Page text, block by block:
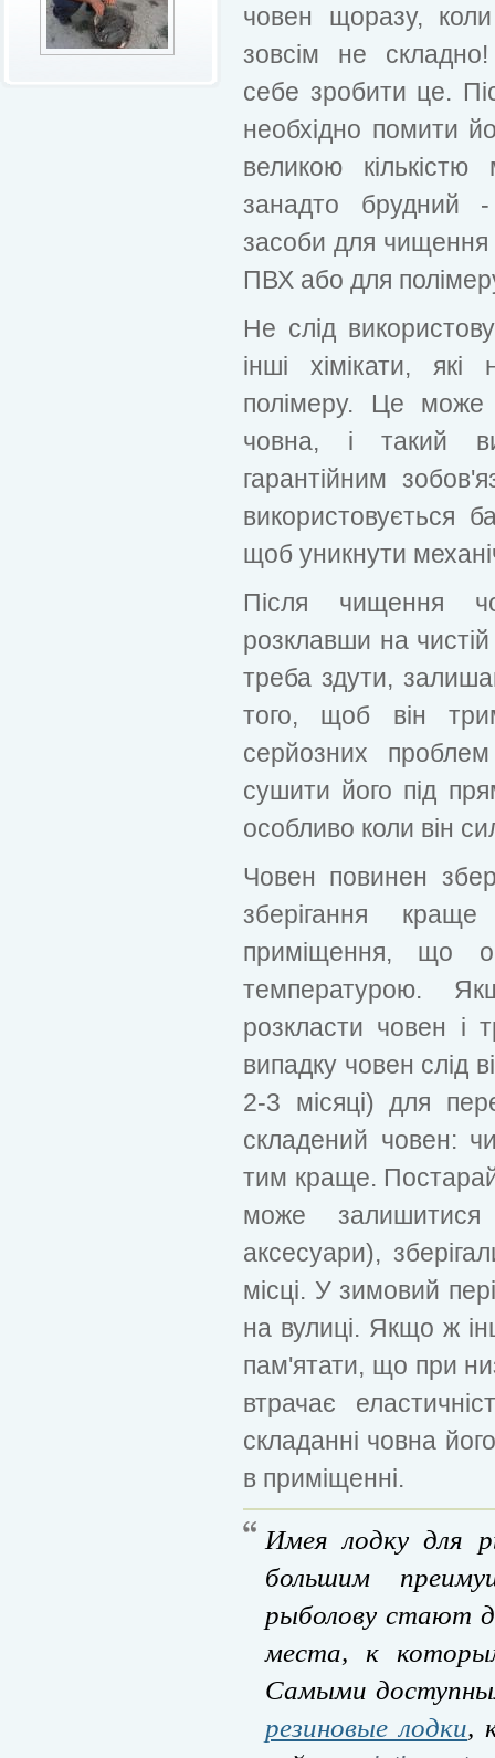
човен щоразу,
зовсім не
себе зробити це.
необхідно помити
великою
занадто брудний -
засоби для чищення
ПВХ або для
Не слід
інші хімікати,
полімеру. Це може
човна, і такий
гарантійним
використовується
щоб уникнути
Після чищення
розклавши на
треба здути,
того, щоб він
серйозних
сушити його під
особливо коли він
Човен повинен
зберігання
приміщення, що
температурою.
розкласти човен і
випадку човен слід
2-3 місяці) для
складений човен:
тим краще.
може
аксесуари),
місці. У зимовий
на вулиці. Якщо ж
пам'ятати, що при
втрачає
складанні човна
в приміщенні.
Имея лодку для
большим
рыболову стают
места, к
Самыми
резиновые лодки,